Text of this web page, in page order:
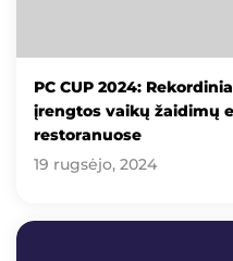
PC CUP 2024:
įrengtos vaikų žaidimų
restoranuose
19 rugsėjo, 2024